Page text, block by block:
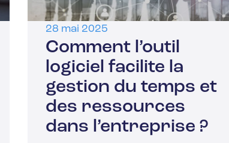
28 mai 2025
Comment l’outil
logiciel facilite la
gestion du temps et
des ressources
dans l’entreprise ?